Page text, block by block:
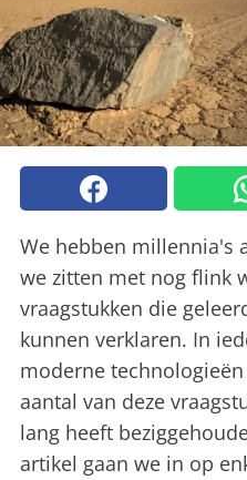
We hebben millennia's
we zitten met nog flink
vraagstukken die
kunnen verklaren. In
moderne
aantal van deze
lang heeft
artikel gaan we in op